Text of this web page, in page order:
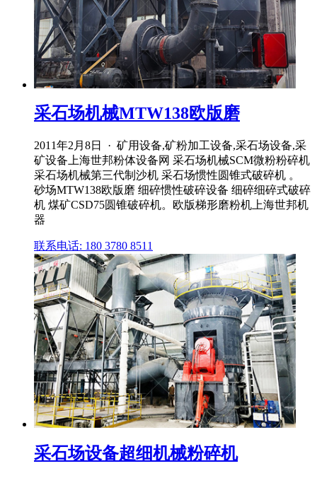
采石场机械MTW138欧版磨
2011年2月8日 · 矿用设备,矿粉加工设备,采石场设备,采
矿设备上海世邦粉体设备网 采石场机械SCM微粉粉碎机
采石场机械第三代制沙机 采石场惯性圆锥式破碎机 。
砂场MTW138欧版磨 细碎惯性破碎设备 细碎细碎式破碎
机 煤矿CSD75圆锥破碎机。欧版梯形磨粉机上海世邦机
器
联系电话: 180 3780 8511
采石场设备超细机械粉碎机